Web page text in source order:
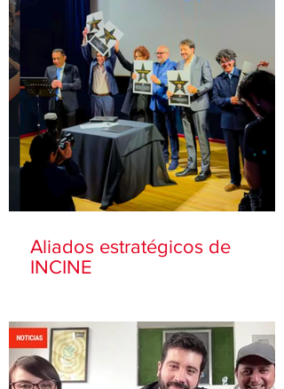
Aliados estratégicos de
INCINE